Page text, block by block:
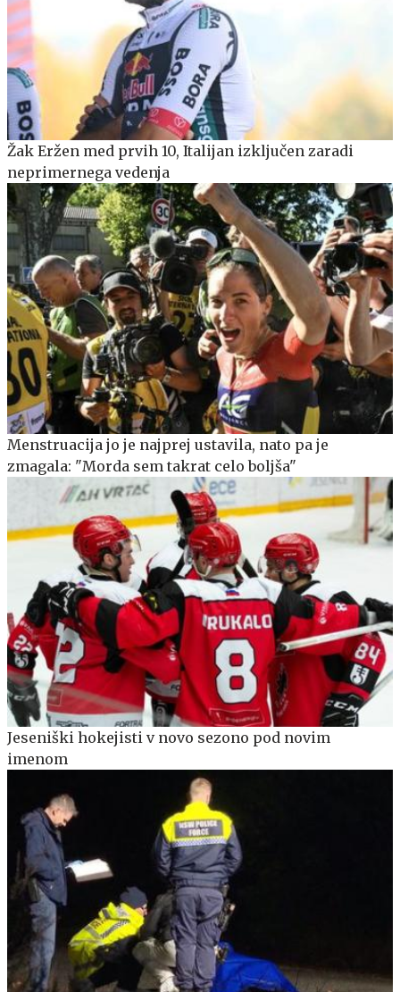
Žak Eržen med prvih 10, Italijan izključen zaradi
neprimernega vedenja
Menstruacija jo je najprej ustavila, nato pa je
zmagala: "Morda sem takrat celo boljša"
Jeseniški hokejisti v novo sezono pod novim
imenom